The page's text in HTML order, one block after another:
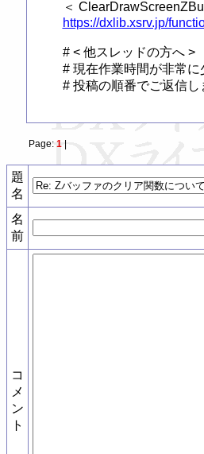
https://dxlib.xsrv.jp/
# < 他スレッドの方へ >
# 現在作業時間が非常
# 投稿の順番でご返信
Page: 1|
題
名
名
前
コ
メ
ン
ト